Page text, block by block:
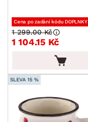
Cena po zadání kódu DOPLNKY
1 104.15 Kč
1 299.00 Kč
SLEVA 15 %